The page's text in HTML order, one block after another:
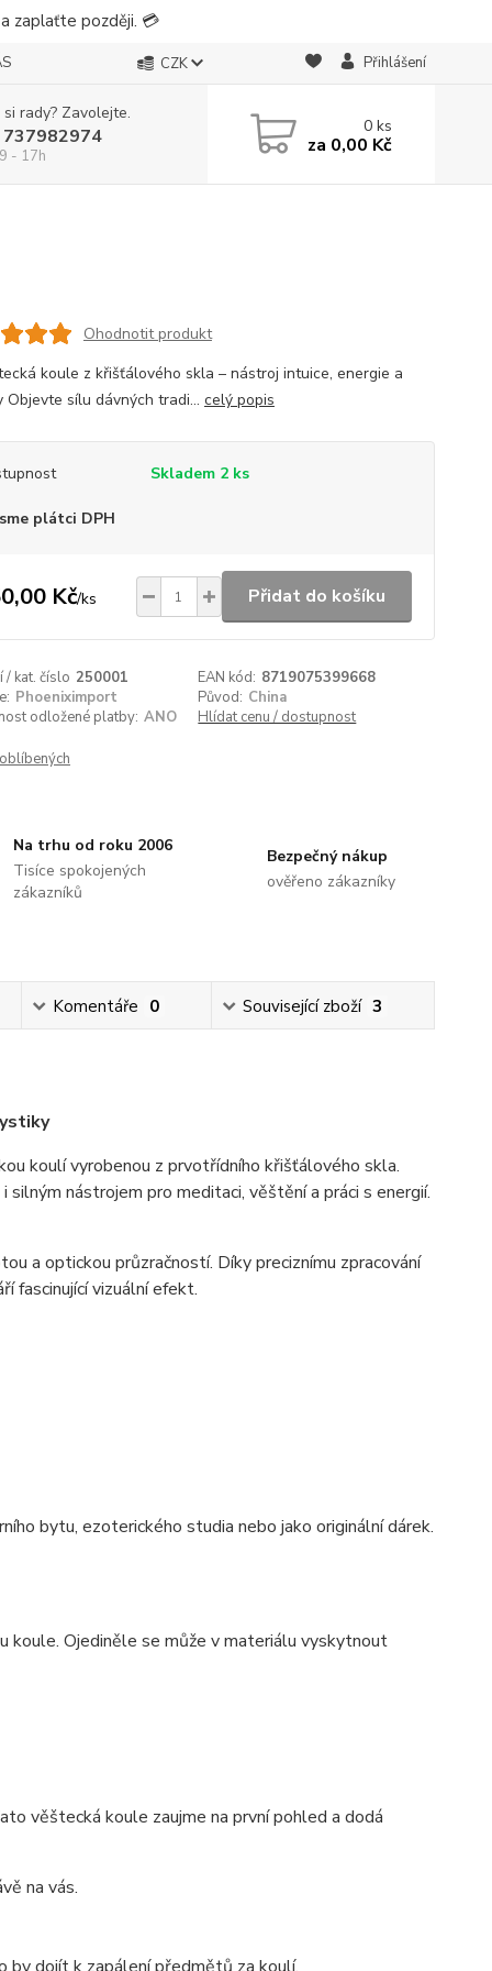
zaplaťte později. 💳
CZK Přihlášení
rady? Zavolejte.
737982974
- 17h
0ks
za 0,00 Kč
Ohodnotit produkt
koule z křišťálového skla – nástroj intuice, energie a
Objevte sílu dávných tradi... celý popis
Skladem 2 ks
plátci DPH
Kč/ks Přidat do košíku
/ kat. číslo 250001 EAN kód: 8719075399668
Phoeniximport Původ: China
odložené platby: ANO Hlídat cenu / dostupnost
Na trhu od roku 2006
Tisíce spokojených
zákazníků
Bezpečný nákup
ověřeno zákazníky
Komentáře 0 Související zboží 3
koulí vyrobenou z prvotřídního křišťálového skla.
nástrojem pro meditaci, věštění a práci s energií.
a optickou průzračností. Díky preciznímu zpracování
fascinující vizuální efekt.
bytu, ezoterického studia nebo jako originální dárek.
koule. Ojediněle se může v materiálu vyskytnout
věštecká koule zaujme na první pohled a dodá
na vás.